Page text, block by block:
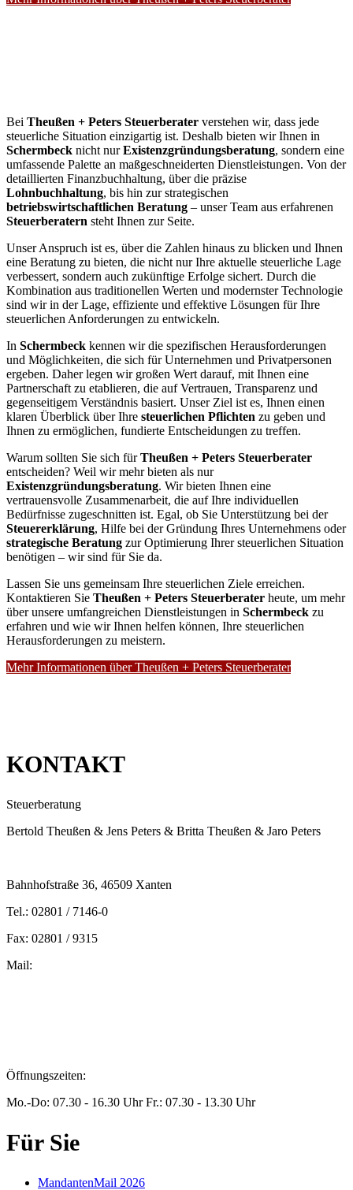
Bei Theußen + Peters Steuerberater verstehen wir, dass jede
steuerliche Situation einzigartig ist. Deshalb bieten wir Ihnen in
Schermbeck nicht nurExistenzgründungsberatung, sondern eine
umfassende Palette an maßgeschneiderten Dienstleistungen. Von der
detaillierten Finanzbuchhaltung, über die präzise
Lohnbuchhaltung, bis hin zur strategischen
betriebswirtschaftlichen Beratung – unser Team aus erfahrenen
Steuerberatern steht Ihnen zur Seite.
Unser Anspruch ist es, über die Zahlen hinaus zu blicken und Ihnen
eine Beratung zu bieten, die nicht nur Ihre aktuelle steuerliche Lage
verbessert, sondern auch zukünftige Erfolge sichert. Durch die
Kombination aus traditionellen Werten und modernster Technologie
sind wir in der Lage, effiziente und effektive Lösungen für Ihre
steuerlichen Anforderungen zu entwickeln.
In Schermbeck kennen wir die spezifischen Herausforderungen
und Möglichkeiten, die sich für Unternehmen und Privatpersonen
ergeben. Daher legen wir großen Wert darauf, mit Ihnen eine
Partnerschaft zu etablieren, die auf Vertrauen, Transparenz und
gegenseitigem Verständnis basiert. Unser Ziel ist es, Ihnen einen
klaren Überblick über Ihre steuerlichen Pflichten zu geben und
Ihnen zu ermöglichen, fundierte Entscheidungen zu treffen.
Warum sollten Sie sich fürTheußen + Peters Steuerberater
entscheiden? Weil wir mehr bieten als nur
Existenzgründungsberatung. Wir bieten Ihnen eine
vertrauensvolle Zusammenarbeit, die auf Ihre individuellen
Bedürfnisse zugeschnitten ist. Egal, ob Sie Unterstützung bei der
Steuererklärung, Hilfe bei der Gründung Ihres Unternehmens oder
strategische Beratung zur Optimierung Ihrer steuerlichen Situation
benötigen – wir sind für Sie da.
Lassen Sie uns gemeinsam Ihre steuerlichen Ziele erreichen.
Kontaktieren Sie Theußen + Peters Steuerberater heute, um mehr
über unsere umfangreichen Dienstleistungen in Schermbeck zu
erfahren und wie wir Ihnen helfen können, Ihre steuerlichen
Herausforderungen zu meistern.
Mehr Informationen über Theußen + Peters Steuerberater
KONTAKT
Steuerberatung
Bertold Theußen & Jens Peters & Britta Theußen & Jaro Peters
Bahnhofstraße 36, 46509 Xanten
Tel.: 02801 / 7146-0
Fax: 02801 / 9315
Mail:
Öffnungszeiten:
Mo.-Do: 07.30 - 16.30 Uhr Fr.: 07.30 - 13.30 Uhr
Für Sie
MandantenMail 2026